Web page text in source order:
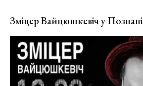
Зміцер Вайцюшкевіч у Познані